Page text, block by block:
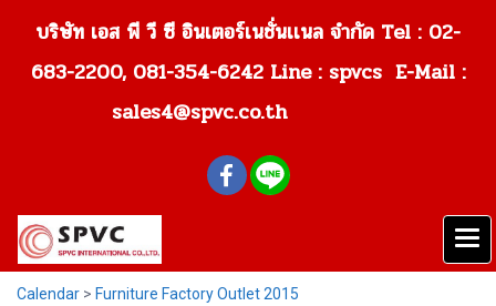
บริษัท เอส พี วี ซี อินเตอร์เนชั่นเเนล จำกัด Tel : 02-
683-2200, 081-354-6242 Line : spvcs E-Mail :
sales4@spvc.co.th
Calendar > Furniture Factory Outlet 2015